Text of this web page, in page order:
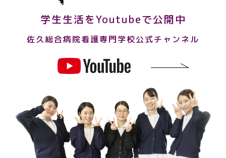
学生生活をYoutubeで公開中
佐久総合病院看護専門学校公式チャンネル